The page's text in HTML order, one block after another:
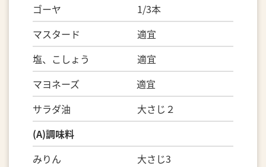
ゴーヤ 1/3本
マスタード 適宜
塩、こしょう 適宜
マヨネーズ 適宜
サラダ油 大さじ２
(A)調味料
みりん 大さじ3